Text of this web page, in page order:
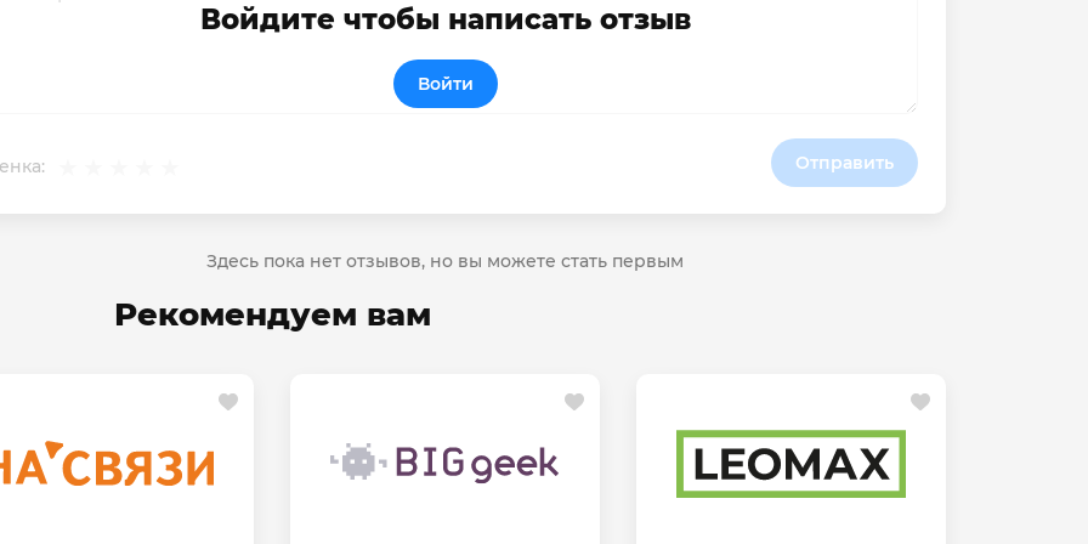
Отправить
Войдите чтобы написать отзыв
Войти
Здесь пока нет отзывов, но вы можете стать первым
Рекомендуем вам